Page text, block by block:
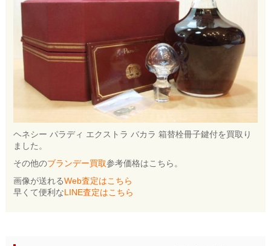
ヘネシー パラディ エクストラ バカラ 箱替栓冊子鍵付を買取り
ました。
その他のブランデー買取参考価格はこちら。
画像が送れるWeb査定はこちら
早くて便利なLINE査定はこちら